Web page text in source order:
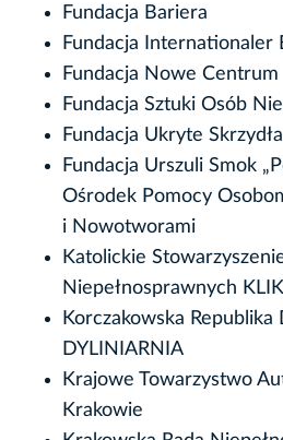
Fundacja Bariera
Fundacja Internationaler
Fundacja Nowe Centrum
Fundacja Sztuki Osób
Fundacja Ukryte Skrzydła
Fundacja Urszuli Smok
Ośrodek Pomocy
i Nowotworami
Katolickie
Niepełnosprawnych
Korczakowska Republika
DYLINIARNIA
Krajowe Towarzystwo
Krakowie